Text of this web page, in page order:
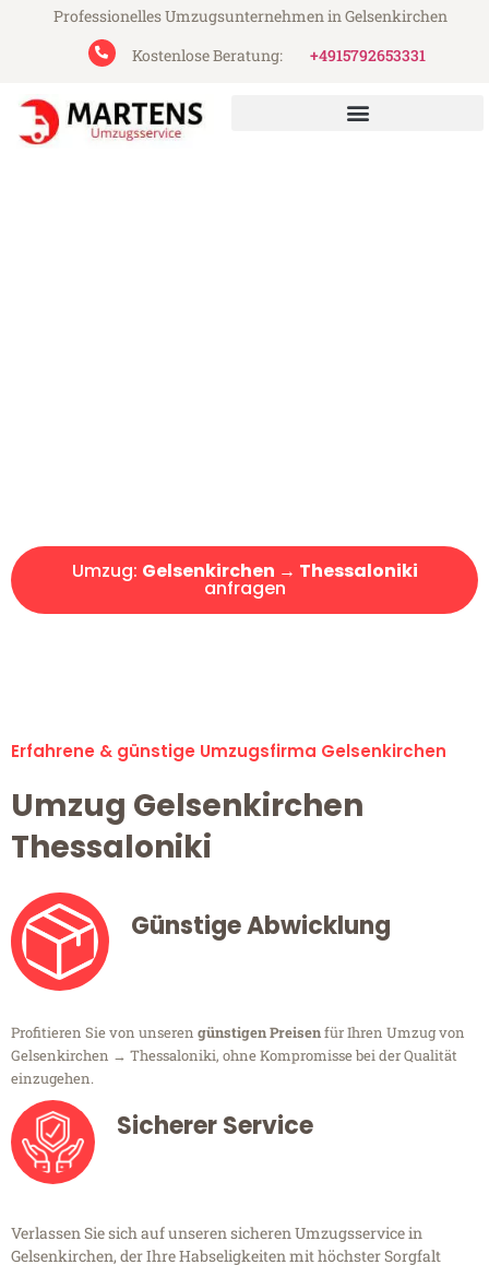
Professionelles Umzugsunternehmen in Gelsenkirchen
Kostenlose Beratung:
+4915792653331
Umzug: Gelsenkirchen → Thessaloniki
anfragen
Erfahrene & günstige Umzugsfirma Gelsenkirchen
Umzug Gelsenkirchen
Thessaloniki
Günstige Abwicklung
Profitieren Sie von unseren günstigen Preisenfür Ihren Umzug von
Gelsenkirchen → Thessaloniki, ohne Kompromisse bei der Qualität
einzugehen.
Sicherer Service
Verlassen Sie sich auf unseren sicheren Umzugsservice in
Gelsenkirchen, der Ihre Habseligkeiten mit höchster Sorgfalt